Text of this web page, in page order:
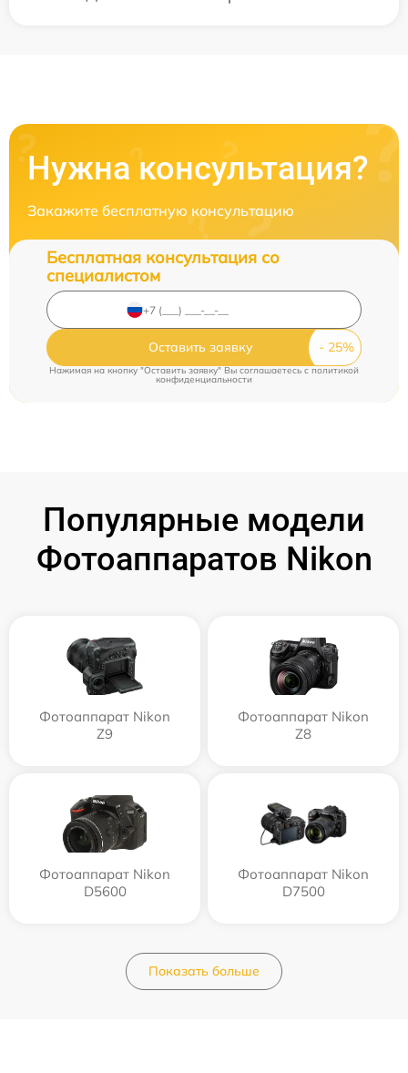
Нужна консультация?
Закажите бесплатную консультацию
Бесплатная консультация со
специалистом
Оставить заявку
Нажимая на кнопку "Оставить заявку" Вы соглашаетесь cполитикой
конфиденциальности
Популярные модели
Фотоаппаратов Nikon
Фотоаппарат Nikon
Z9
Фотоаппарат Nikon
Z8
Фотоаппарат Nikon
D5600
Фотоаппарат Nikon
D7500
Показать больше